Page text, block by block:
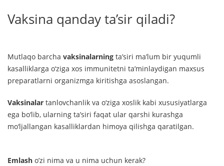
Vaksina qanday ta’sir qiladi?
Mutlaqo barcha vaksinalarning ta’siri ma’lum bir yuqumli
kasalliklarga o‘ziga xos immunitetni ta’minlaydigan maxsus
preparatlarni organizmga kiritishga asoslangan.
Vaksinalar tanlovchanlik va o‘ziga xoslik kabi xususiyatlarga
ega bo‘lib, ularning ta’siri faqat ular qarshi kurashga
mo‘ljallangan kasalliklardan himoya qilishga qaratilgan.
Emlash o’zi nima va u nima uchun kerak?